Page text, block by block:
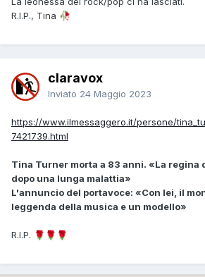
R.I.P., Tina 🥀
claravox
Inviato 24 Maggio 2023
https://www.ilmessaggero.it/persone/
7421739.html
Tina Turner morta a 83 anni. «La regina
dopo una lunga malattia»
L'annuncio del portavoce: «Con lei, il
leggenda della musica e un modello»
R.I.P. 🌹 🌹 🌹